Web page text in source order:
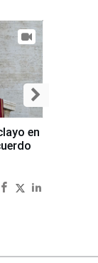
en